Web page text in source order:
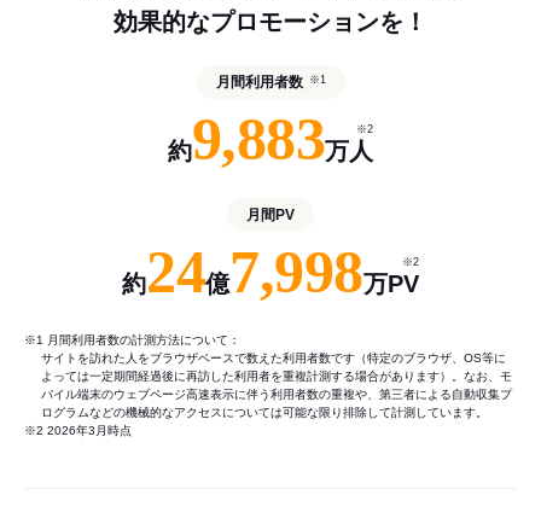
効果的なプロモーションを！
月間利用者数 ※1
約9,883万人
※2
月間PV
約24億7,998万PV
※2
※1 月間利用者数の計測方法について：
サイトを訪れた人をブラウザベースで数えた利用者数です（特定のブラウザ、OS等に
よっては一定期間経過後に再訪した利用者を重複計測する場合があります）。なお、モ
バイル端末のウェブページ高速表示に伴う利用者数の重複や、第三者による自動収集プ
ログラムなどの機械的なアクセスについては可能な限り排除して計測しています。
※2 2026年3月時点